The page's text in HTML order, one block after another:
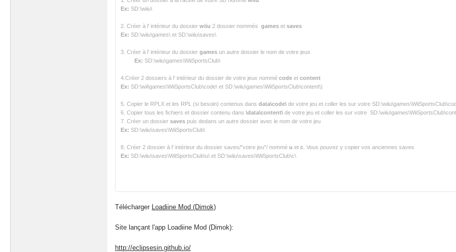
Ex: SD:\wiiu\​
2. Créer à l' intérieur du dossier wiiu 2 dossier nommés games et saves
Ex: SD:\wiiu\games\ et SD:\wiiu\saves\​
3. Créer à l' intérieur du dossier games un autre dossier le nom de votre jeux
Ex: SD:\wiiu\games\WiiSportsClub\​
4.Créer 2 dossiers à l' intérieur du dossier de votre jeux nommé code et content
Ex: SD:\wii\games\WiiSportsClub\code\ et SD:\wiiu\games\WiiSportsClub\content\)​
5. Copier le RPLX et les RPL (si besoin) contenus dans data\code\ de votre jeu et coller les sur votre
6. Copier tous les fichiers et dossier contenu dans \data\content\ de votre jeu et coller les sur votre
7. Créer un dossier saves puis dedans un autre dossier avec le nom de votre jeu
Ex: SD:\wiiu\saves\WiiSportsClub\​
8. Créer 2 dossier à l' intérieur du dossier saves/"votre jeu"/ nommé u et c . Vous pouvez y copier vos anciennes saves
Ex: SD:\wiiu\saves\WiiSportsClub\u\ et SD:\wiiu\saves\WiiSportsClub\c\​
Télécharger Loadiine Mod (Dimok)
Site lançant l'app Loadiine Mod (Dimok):
http://eclipsesin.github.io/